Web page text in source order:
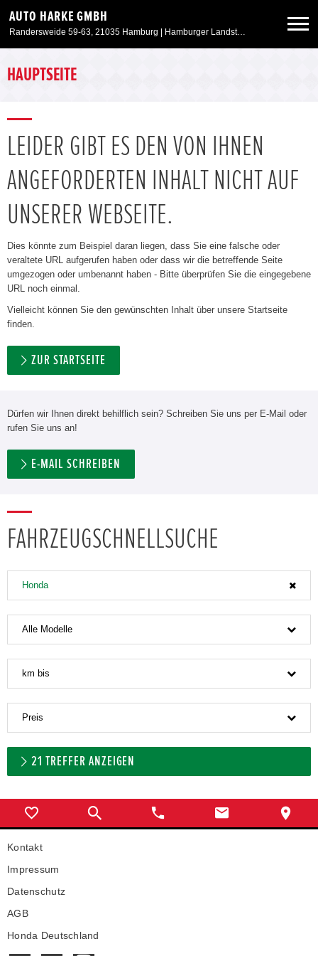
AUTO HARKE GMBH
Randersweide 59-63, 21035 Hamburg | Hamburger Landstr. 50, 21357 Bardowick
Neuwagen
Aktionen & Angebote
Unser Autohaus
HAUPTSEITE
LEIDER GIBT ES DEN VON IHNEN
ANGEFORDERTEN INHALT NICHT AUF
UNSERER WEBSEITE.
Dies könnte zum Beispiel daran liegen, dass Sie eine falsche oder
veraltete URL aufgerufen haben oder dass wir die betreffende Seite
umgezogen oder umbenannt haben - Bitte überprüfen Sie die eingegebene
URL noch einmal.
Vielleicht können Sie den gewünschten Inhalt über unsere Startseite
finden.
ZUR STARTSEITE
Dürfen wir Ihnen direkt behilflich sein? Schreiben Sie uns per E-Mail oder
rufen Sie uns an!
E-MAIL SCHREIBEN
FAHRZEUGSCHNELLSUCHE
Honda
Alle Modelle
km bis
Preis
21 TREFFER ANZEIGEN
Kontakt
Impressum
Datenschutz
AGB
Honda Deutschland